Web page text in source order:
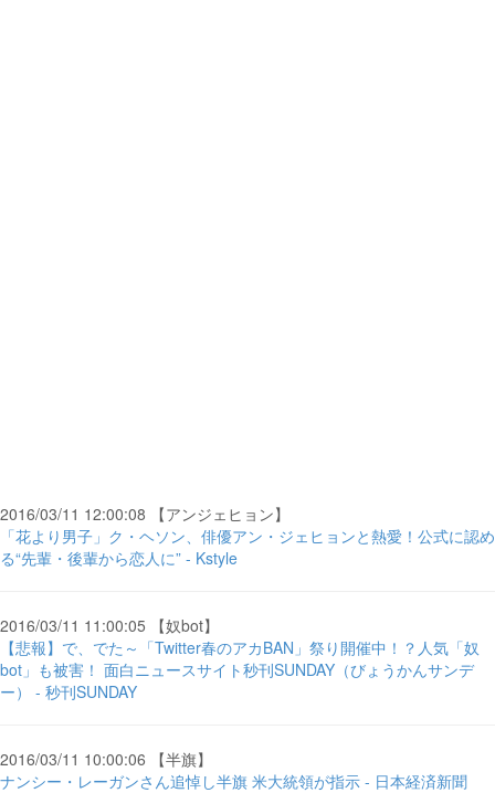
2016/03/11 12:00:08 【アンジェヒョン】
「花より男子」ク・ヘソン、俳優アン・ジェヒョンと熱愛！公式に認め
る“先輩・後輩から恋人に” - Kstyle
2016/03/11 11:00:05 【奴bot】
【悲報】で、でた～「Twitter春のアカBAN」祭り開催中！？人気「奴
bot」も被害！ 面白ニュースサイト秒刊SUNDAY（びょうかんサンデ
ー） - 秒刊SUNDAY
2016/03/11 10:00:06 【半旗】
ナンシー・レーガンさん追悼し半旗 米大統領が指示 - 日本経済新聞